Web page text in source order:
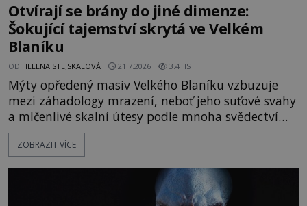
Otvírají se brány do jiné dimenze:
Šokující tajemství skrytá ve Velkém
Blaníku
OD HELENA STEJSKALOVÁ 21.7.2026 3.4TIS
Mýty opředený masiv Velkého Blaníku vzbuzuje
mezi záhadology mrazení, neboť jeho suťové svahy
a mlčenlivé skalní útesy podle mnoha svědectví
fungují jako anomální zóny, kde selhává lidské
vnímání času i prostoru. Geologické anomálie hory
badatelé zde odkrývají indicie, které propojují
prastaré pohanské kulty, keltské svatyně a zprávy
ZOBRAZIT VÍCE